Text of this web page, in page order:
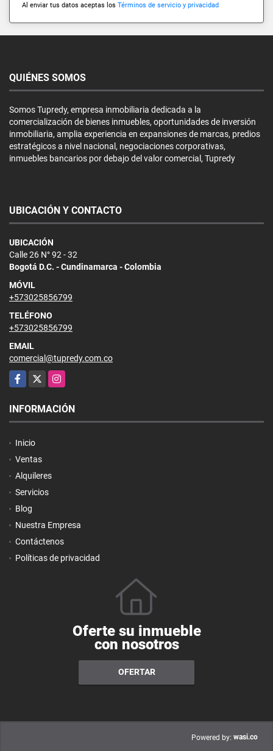
Al enviar tus datos aceptas los Términos de servicio y privacidad
QUIÉNES SOMOS
Somos Tupredy, empresa inmobiliaria dedicada a la
comercialización de bienes inmuebles, oportunidades de inversión
inmobiliaria, amplia experiencia en expansiones de marcas, predios
estratégicos a nivel nacional, negociaciones corporativas,
inmuebles bancarios por debajo del valor comercial, Tupredy
UBICACIÓN Y CONTACTO
UBICACIÓN
Calle 26 N° 92 - 32
Bogotá D.C. - Cundinamarca - Colombia
MÓVIL
+573025856799
TELÉFONO
+573025856799
EMAIL
comercial@tupredy.com.co
Facebook
X Instagram
INFORMACIÓN
Inicio
Ventas
Alquileres
Servicios
Blog
Nuestra Empresa
Contáctenos
Políticas de privacidad
Oferte su inmueble
con nosotros
OFERTAR
Powered by: wasi.co